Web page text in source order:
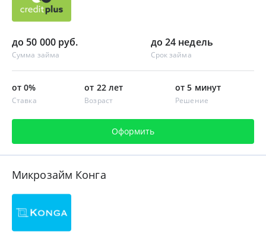
до 50 000 руб.
Сумма займа
до 24 недель
Срок займа
от 0%
Ставка
от 22 лет
Возраст
от 5 минут
Решение
Оформить
Микрозайм Конга